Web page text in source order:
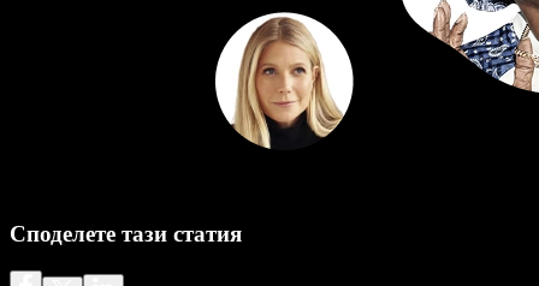
Споделете тази статия